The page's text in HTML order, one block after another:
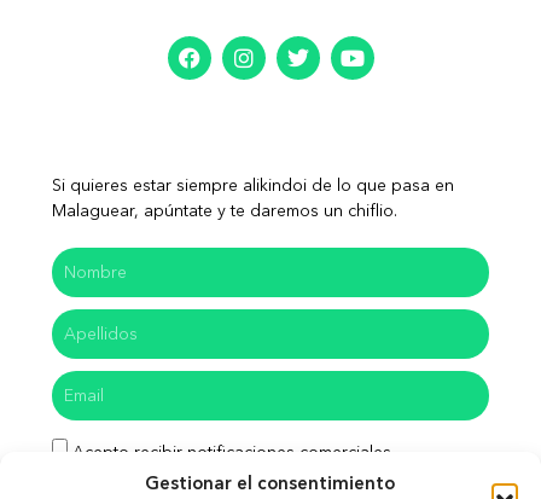
Gestionar el consentimiento
Si quieres estar siempre alikindoi de lo que pasa en
Malaguear, apúntate y te daremos un chiflio.
Acepto recibir notificaciones comerciales